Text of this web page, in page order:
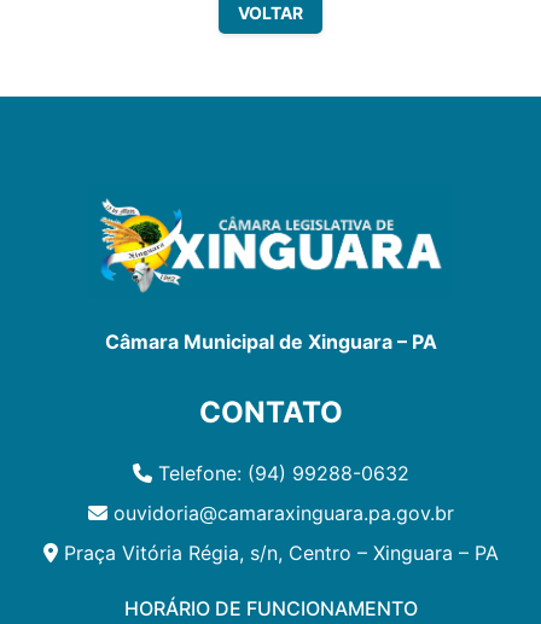
VOLTAR
Câmara Municipal de Xinguara – PA
CONTATO
Telefone: (94) 99288-0632
ouvidoria@camaraxinguara.pa.gov.br
Praça Vitória Régia, s/n, Centro – Xinguara – PA
HORÁRIO DE FUNCIONAMENTO